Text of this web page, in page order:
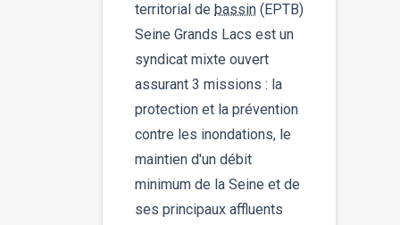
territorial de bassin (EPTB)
Seine Grands Lacs est un
syndicat mixte ouvert
assurant 3 missions : la
protection et la prévention
contre les inondations, le
maintien d'un débit
minimum de la Seine et de
ses principaux affluents